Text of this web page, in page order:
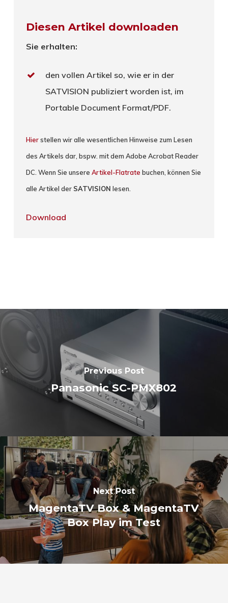
Diesen Artikel downloaden
Sie erhalten:
den vollen Artikel so, wie er in der
SATVISION publiziert worden ist, im
Portable Document Format/PDF.
Hierstellen wir alle wesentlichen Hinweise zum Lesen
des Artikels dar, bspw. mit dem Adobe Acrobat Reader
DC. Wenn Sie unsereArtikel-Flatrate buchen, können Sie
alle Artikel der SATVISION lesen.
Download
Previous Post
Panasonic SC-PMX802
Next Post
MagentaTV Box & MagentaTV
Box Play im Test